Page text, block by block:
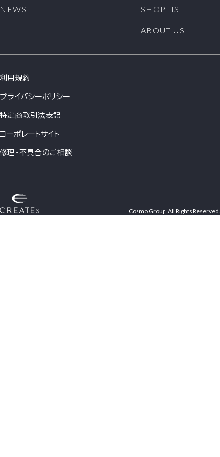
NEWS SHOPLIST
ABOUT US
利用規約
プライバシーポリシー
特定商取引法表記
コーポレートサイト
修理・不具合のご相談
Cosmo Group. All Rights Reserved.